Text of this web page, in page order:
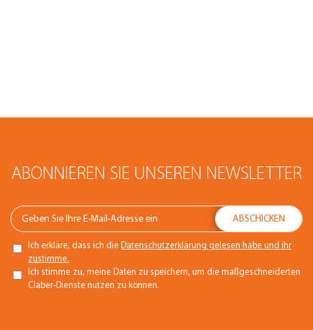
ABONNIEREN SIE UNSEREN NEWSLETTER
Ich erkläre, dass ich die Datenschutzerklärung gelesen habe und ihr
zustimme.
Ich stimme zu, meine Daten zu speichern, um die maßgeschneiderten
Claber-Dienste nutzen zu können.